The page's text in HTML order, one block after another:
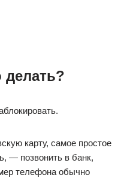
делать?
карту, самое простое
— позвонить в банк,
телефона обычно